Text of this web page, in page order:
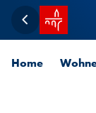
Zurück
Startseite
Home